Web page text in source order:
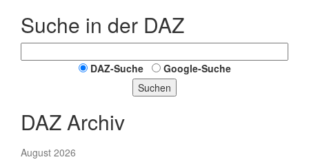
Suche in der DAZ
DAZ-Suche
Google-Suche
Suchen
DAZ Archiv
August 2026